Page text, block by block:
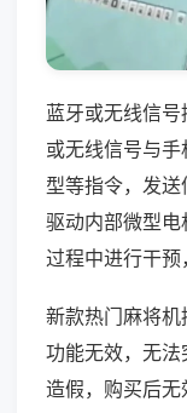
蓝牙或无线信
或无线信号与
型等指令，发
驱动内部微型
过程中进行干预
新款热门麻将
功能无效，无
造假，购买后